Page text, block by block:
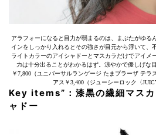
アラフォーになると目力が弱まるのは、まぶたがゆる
インをしっかり入れるとその強さが目元から浮いて、
ライトカラーのアイシャドーとマスカラだけでアイメ
力は十分出ることがわかるはず。涼やかで優しげな
￥7,800（ユニバーサルランゲージ たまプラーザ テラ
アス￥3,400（ジューシーロック〈
Key items”：漆黒の繊細マスカ
ャドー